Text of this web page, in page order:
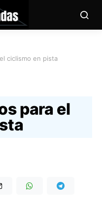
ciclismo en pista
para el